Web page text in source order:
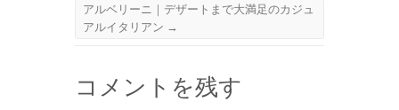
アルベリーニ｜デザートまで大満足のカジュ
アルイタリアン →
コメントを残す